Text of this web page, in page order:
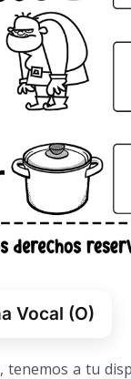
Vocal (O)
a tu